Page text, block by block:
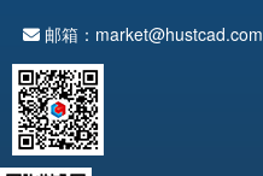
邮箱：market@hustcad.com